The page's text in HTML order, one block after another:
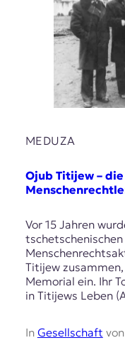
MEDUZA
Ojub Titijew –
Vor 15 Jahren
Titijew
Memorial ein. Ihr
in Titijews Leben
In Gesellschaft von